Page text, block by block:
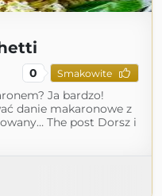
0 Smakowite
Ja bardzo!
danie makaronowe z
The post Dorsz i